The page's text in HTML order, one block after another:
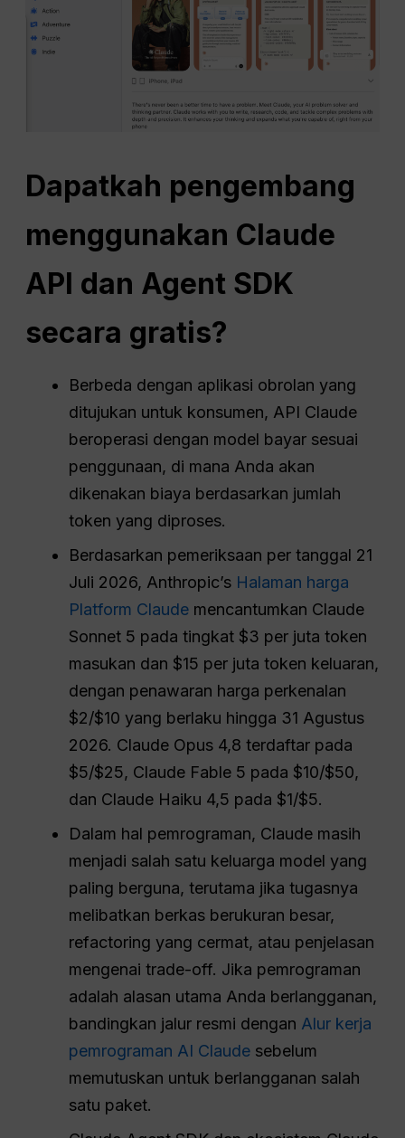
Dapatkah pengembang
menggunakan Claude
API dan Agent SDK
secara gratis?
Berbeda dengan aplikasi obrolan yang
ditujukan untuk konsumen, API Claude
beroperasi dengan model bayar sesuai
penggunaan, di mana Anda akan
dikenakan biaya berdasarkan jumlah
token yang diproses.
Berdasarkan pemeriksaan per tanggal 21
Juli 2026, Anthropic’s Halaman harga
Platform Claude mencantumkan Claude
Sonnet 5 pada tingkat $3 per juta token
masukan dan $15 per juta token keluaran,
dengan penawaran harga perkenalan
$2/$10 yang berlaku hingga 31 Agustus
2026. Claude Opus 4,8 terdaftar pada
$5/$25, Claude Fable 5 pada $10/$50,
dan Claude Haiku 4,5 pada $1/$5.
Dalam hal pemrograman, Claude masih
menjadi salah satu keluarga model yang
paling berguna, terutama jika tugasnya
melibatkan berkas berukuran besar,
refactoring yang cermat, atau penjelasan
mengenai trade-off. Jika pemrograman
adalah alasan utama Anda berlangganan,
bandingkan jalur resmi dengan Alur kerja
pemrograman AI Claude sebelum
memutuskan untuk berlangganan salah
satu paket.